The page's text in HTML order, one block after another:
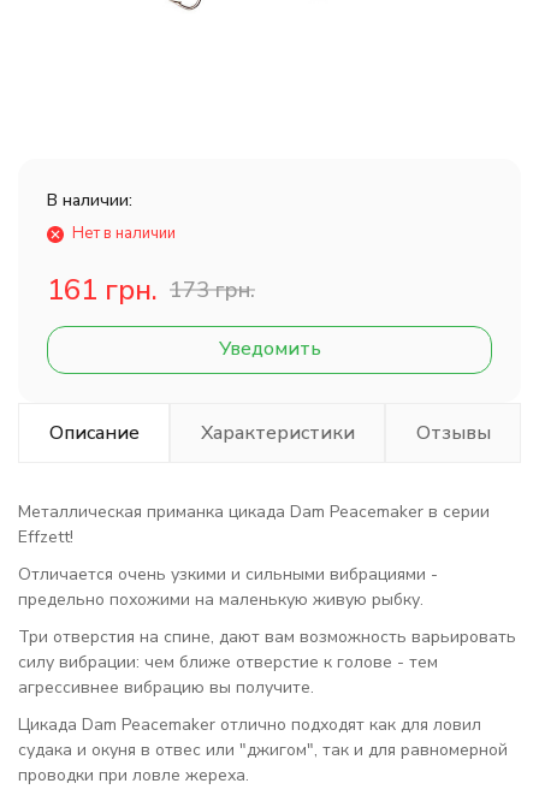
В наличии:
Нет в наличии
161 грн. 173 грн.
Уведомить
Описание Характеристики Отзывы
Металлическая приманка цикада Dam Peacemaker в серии
Effzett!
Отличается очень узкими и сильными вибрациями -
предельно похожими на маленькую живую рыбку.
Три отверстия на спине, дают вам возможность варьировать
силу вибрации: чем ближе отверстие к голове - тем
агрессивнее вибрацию вы получите.
Цикада Dam Peacemaker отлично подходят как для ловил
судака и окуня в отвес или "джигом", так и для равномерной
проводки при ловле жереха.